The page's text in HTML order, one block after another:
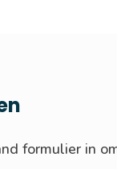
formulier in